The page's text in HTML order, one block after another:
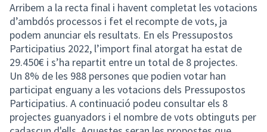
Arribem a la recta final i havent completat les votacions
d’ambdós processos i fet el recompte de vots, ja
podem anunciar els resultats. En els Pressupostos
Participatius 2022, l’import final atorgat ha estat de
29.450€ i s’ha repartit entre un total de 8 projectes.
Un 8% de les 988 persones que podien votar han
participat enguany a les votacions dels Pressupostos
Participatius. A continuació podeu consultar els 8
projectes guanyadors i el nombre de vots obtinguts per